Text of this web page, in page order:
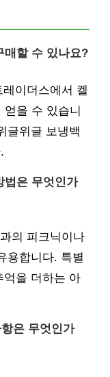
매할 수 있나요?
이더스에서 켈
을 수 있습니
글위글 보냉백
법은 무엇인가
의 피크닉이나
용합니다. 특별
억을 더하는 아
은 무엇인가